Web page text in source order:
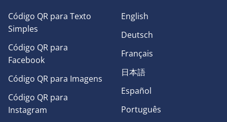
Código QR para Texto
Simples
Código QR para
Facebook
Código QR para Imagens
Código QR para
Instagram
English
Deutsch
Français
日本語
Español
Português